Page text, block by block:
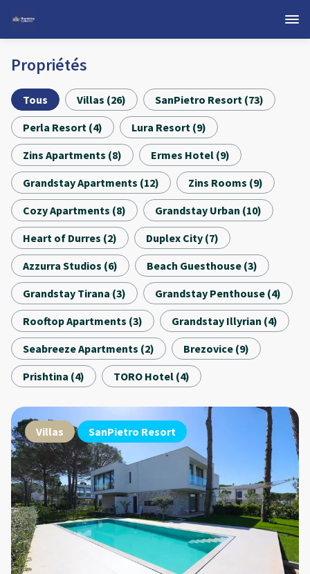
Propriétés
Tous Villas (26) SanPietro Resort (73)
Perla Resort (4) Lura Resort (9)
Zins Apartments (8) Ermes Hotel (9)
Grandstay Apartments (12) Zins Rooms (9)
Cozy Apartments (8) Grandstay Urban (10)
Heart of Durres (2) Duplex City (7)
Azzurra Studios (6) Beach Guesthouse (3)
Grandstay Tirana (3) Grandstay Penthouse (4)
Rooftop Apartments (3) Grandstay Illyrian (4)
Seabreeze Apartments (2) Brezovice (9)
Prishtina (4) TORO Hotel (4)
Villas SanPietro Resort